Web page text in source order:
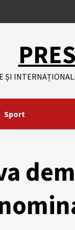
ȘI
Sport